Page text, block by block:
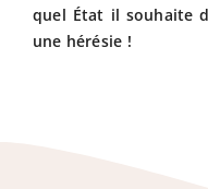
quel État il souhaite
une hérésie !